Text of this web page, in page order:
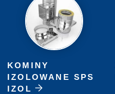
KOMINY
IZOLOWANE SPS
IZOL